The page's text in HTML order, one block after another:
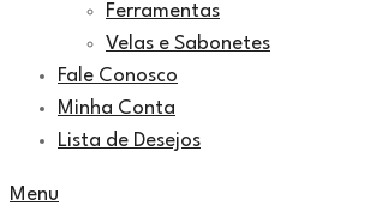
Ferramentas
Velas e Sabonetes
Fale Conosco
Minha Conta
Lista de Desejos
Menu